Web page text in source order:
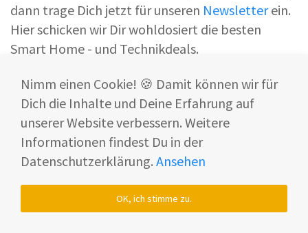
dann trage Dich jetzt für unseren Newsletterein.
Hier schicken wir Dir wohldosiert die besten
Smart Home - und Technikdeals.
Joe
Smart Home Produkte begeistern
Nimm einen Cookie! 🍪 Damit können wir für
Dich die Inhalte und Deine Erfahrung auf
unserer Website verbessern. Weitere
Informationen findest Du in der
Datenschutzerklärung. Ansehen
OK, ich stimme zu.